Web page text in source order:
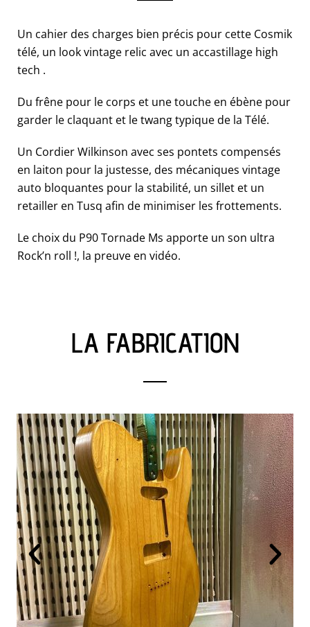
Un cahier des charges bien précis pour cette Cosmik
télé, un look vintage relic avec un accastillage high
tech .
Du frêne pour le corps et une touche en ébène pour
garder le claquant et le twang typique de la Télé.
Un Cordier Wilkinson avec ses pontets compensés
en laiton pour la justesse, des mécaniques vintage
auto bloquantes pour la stabilité, un sillet et un
retailler en Tusq afin de minimiser les frottements.
Le choix du P90 Tornade Ms apporte un son ultra
Rock’n roll !, la preuve en vidéo.
LA FABRICATION